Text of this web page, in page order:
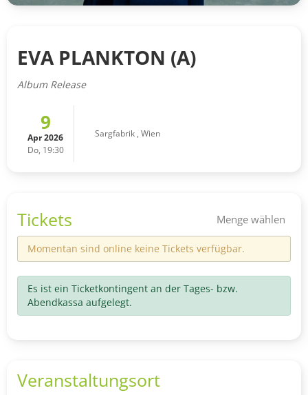
EVA PLANKTON (A)
Album Release
9
Apr 2026
Do, 19:30
Sargfabrik , Wien
Tickets Menge wählen
Momentan sind online keine Tickets verfügbar.
Es ist ein Ticketkontingent an der Tages- bzw.
Abendkassa aufgelegt.
Veranstaltungsort